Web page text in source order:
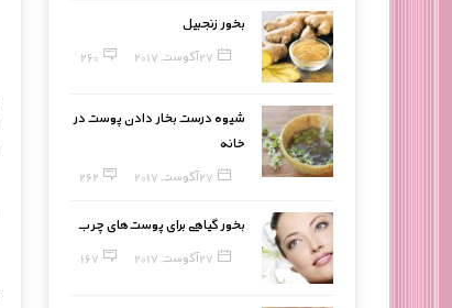
بخور زنجبیل
27 آگوست, 2017 260
شیوه درست بخار دادن پوست در
خانه
27 آگوست, 2017 262
بخور گیاهی برای پوست‌های چرب
27 آگوست, 2017 167